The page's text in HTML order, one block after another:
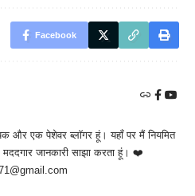
Facebook
और एक पेशेवर ब्लॉगर हूं। यहाँ पर मैं नियमित
जानकारी साझा करता हूं। ❤️